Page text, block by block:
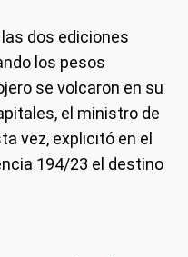
dos ediciones
los pesos
se volcaron en su
el ministro de
vez, explicitó en el
194/23 el destino